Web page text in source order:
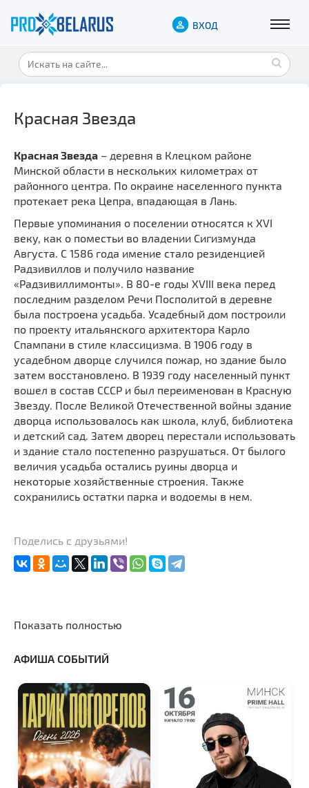
ВХОД
Красная Звезда
Красная Звезда – деревня в Клецком районе
Минской области в нескольких километрах от
районного центра. По окраине населенного пункта
протекает река Цепра, впадающая в Лань.
Первые упоминания о поселении относятся к XVI
веку, как о поместьи во владении Сигизмунда
Августа. С 1586 года имение стало резиденцией
Радзивиллов и получило название
«Радзивиллимонты». В 80-е годы XVIII века перед
последним разделом Речи Посполитой в деревне
была построена усадьба. Усадебный дом построили
по проекту итальянского архитектора Карло
Спампани в стиле классицизма. В 1906 году в
усадебном дворце случился пожар, но здание было
затем восстановлено. В 1939 году населенный пункт
вошел в состав СССР и был переименован в Красную
Звезду. После Великой Отечественной войны здание
дворца использовалось как школа, клуб, библиотека
и детский сад. Затем дворец перестали использовать
и здание стало постепенно разрушаться. От былого
величия усадьба остались руины дворца и
некоторые хозяйственные строения. Также
сохранились остатки парка и водоемы в нем.
Поделись с друзьями!
Показать полностью
АФИША СОБЫТИЙ